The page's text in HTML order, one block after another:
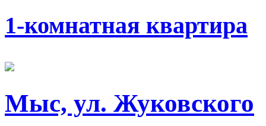
1-комнатная квартира
Мыс, ул. Жуковского